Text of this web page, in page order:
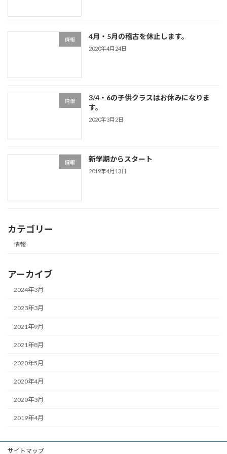
情報 4月・5月の稽古を休止します。
2020年4月24日
情報
3/4・6の子供クラスはお休みになりま
す。
2020年3月2日
情報 新学期からスタート
2019年4月13日
カテゴリー
情報
アーカイブ
2024年3月
2023年3月
2021年9月
2021年8月
2020年5月
2020年4月
2020年3月
2019年4月
サイトマップ